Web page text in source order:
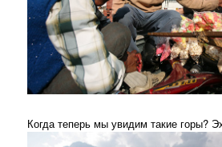
Когда теперь мы увидим такие горы?